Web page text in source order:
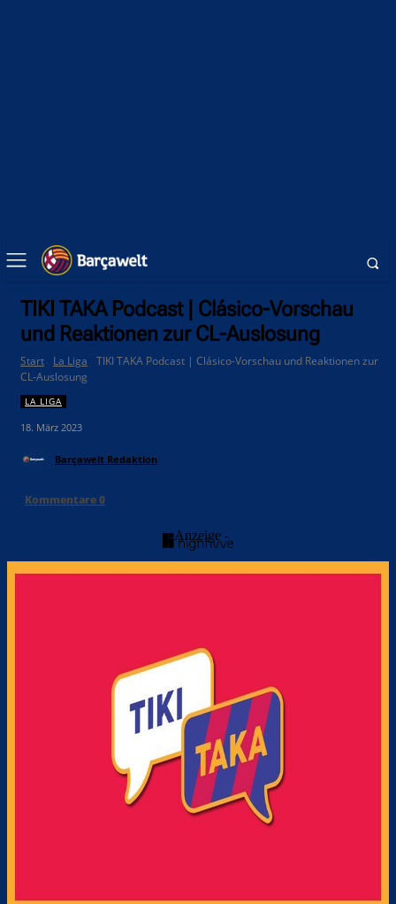
TIKI TAKA Podcast | Clásico-Vorschau
und Reaktionen zur CL-Auslosung
Start La Liga
TIKI TAKA Podcast | Clásico-Vorschau und Reaktionen zur
CL-Auslosung
LA LIGA
18. März 2023
Barçawelt Redaktion
Kommentare0
- Anzeige -